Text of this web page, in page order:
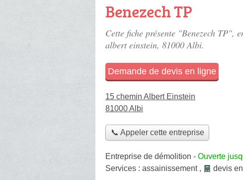
Benezech TP
Cette fiche présente "Benezech TP",
albert einstein, 81000 Albi.
Demande de devis en ligne
15 chemin Albert Einstein
81000 Albi
📞 Appeler cette entreprise
Entreprise de démolition - Ouverte
Services : assainissement ,
devis